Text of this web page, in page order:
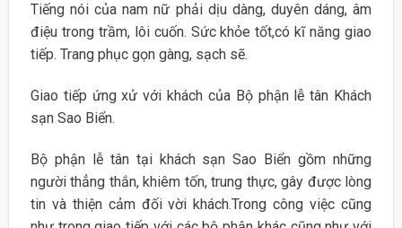
Tiếng nói của nam nữ phải dịu dàng, duyên dáng, âm
điệu trong trầm, lôi cuốn. Sức khỏe tốt,có kĩ năng giao
tiếp. Trang phục gọn gàng, sạch sẽ.
Giao tiếp ứng xử với khách của Bộ phận lễ tân Khách
sạn Sao Biển.
Bộ phận lễ tân tại khách sạn Sao Biển gồm những
người thẳng thắn, khiêm tốn, trung thực, gây được lòng
tin và thiện cảm đối vời khách.Trong công việc cũng